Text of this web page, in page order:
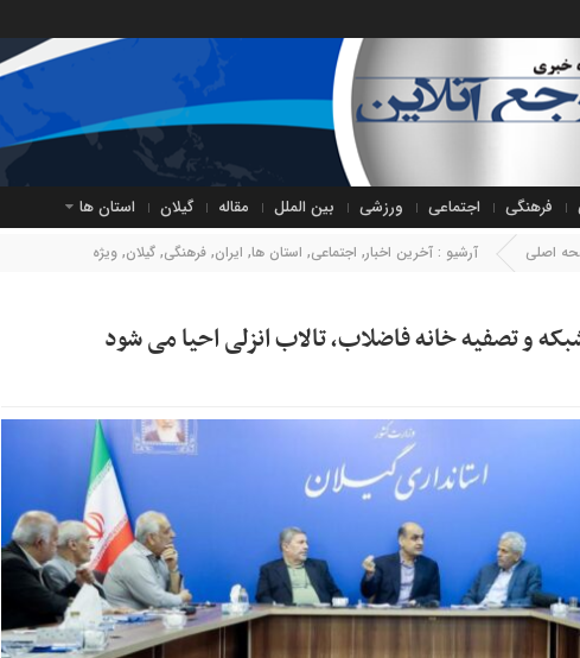
فرهنگی اجتماعی ورزشی بین الملل مقاله گیلان استان ها
اصلی آرشیو : آخرین اخبار, اجتماعی, استان ها, ایران, فرهنگی, گیلان, ویژه
و تصفیه خانه فاضلاب، تالاب انزلی احیا می شود